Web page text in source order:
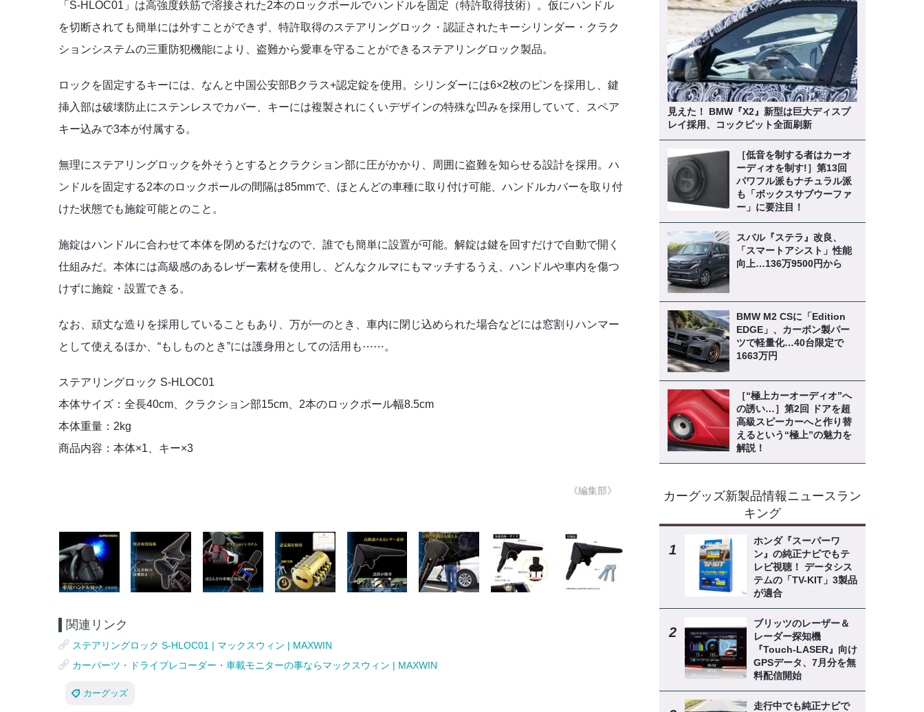
「S-HLOC01」は高強度鉄筋で溶接された2本のロックポールでハンドルを固定（特許取得技術）。仮にハンドル
を切断されても簡単には外すことができず、特許取得のステアリングロック・認証されたキーシリンダー・クラク
ションシステムの三重防犯機能により、盗難から愛車を守ることができるステアリングロック製品。
ロックを固定するキーには、なんと中国公安部Bクラス+認定錠を使用。シリンダーには6×2枚のピンを採用し、鍵
挿入部は破壊防止にステンレスでカバー、キーには複製されにくいデザインの特殊な凹みを採用していて、スペア
キー込みで3本が付属する。
無理にステアリングロックを外そうとするとクラクション部に圧がかかり、周囲に盗難を知らせる設計を採用。ハ
ンドルを固定する2本のロックポールの間隔は85mmで、ほとんどの車種に取り付け可能、ハンドルカバーを取り付
けた状態でも施錠可能とのこと。
施錠はハンドルに合わせて本体を閉めるだけなので、誰でも簡単に設置が可能。解錠は鍵を回すだけで自動で開く
仕組みだ。本体には高級感のあるレザー素材を使用し、どんなクルマにもマッチするうえ、ハンドルや車内を傷つ
けずに施錠・設置できる。
なお、頑丈な造りを採用していることもあり、万が一のとき、車内に閉じ込められた場合などには窓割りハンマー
として使えるほか、“もしものとき”には護身用としての活用も⋯⋯。
ステアリングロック S-HLOC01
本体サイズ：全長40cm、クラクション部15cm、2本のロックポール幅8.5cm
本体重量：2kg
商品内容：本体×1、キー×3
《編集部》
関連リンク
ステアリングロック S-HLOC01 | マックスウィン | MAXWIN
カーパーツ・ドライブレコーダー・車載モニターの事ならマックスウィン | MAXWIN
カーグッズ
見えた！ BMW『X2』新型は巨大ディスプ
レイ採用、コックピット全面刷新
［低音を制する者はカーオ
ーディオを制す!］第13回
パワフル派もナチュラル派
も「ボックスサブウーファ
ー」に要注目！
スバル『ステラ』改良、
「スマートアシスト」性能
向上…136万9500円から
BMW M2 CSに「Edition
EDGE」、カーボン製パー
ツで軽量化…40台限定で
1663万円
［“極上カーオーディオ”へ
の誘い…］第2回 ドアを超
高級スピーカーへと作り替
えるという“極上”の魅力を
解説！
カーグッズ新製品情報ニュースラン
キング
ホンダ『スーパーワ
ン』の純正ナビでもテ
レビ視聴！ データシス
テムの「TV-KIT」3製品
が適合
ブリッツのレーザー＆
レーダー探知機
『Touch-LASER』向け
GPSデータ、7月分を無
料配信開始
走行中でも純正ナビで